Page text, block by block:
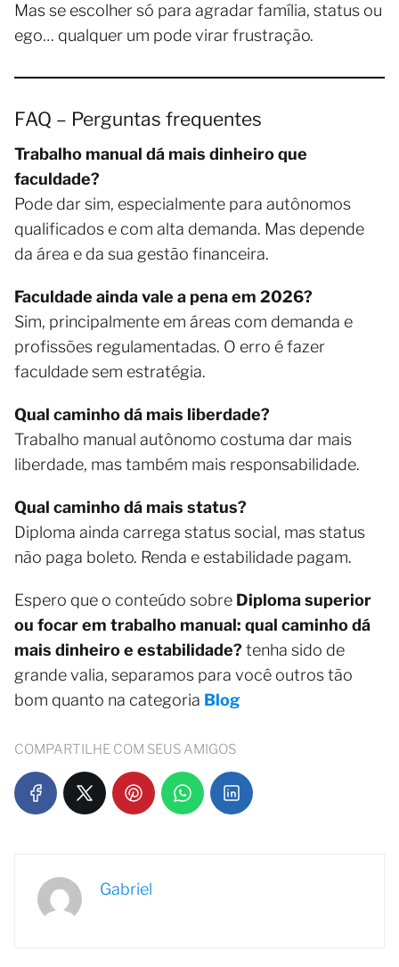
Mas se escolher só para agradar família, status ou
ego… qualquer um pode virar frustração.
FAQ – Perguntas frequentes
Trabalho manual dá mais dinheiro que
faculdade?
Pode dar sim, especialmente para autônomos
qualificados e com alta demanda. Mas depende
da área e da sua gestão financeira.
Faculdade ainda vale a pena em 2026?
Sim, principalmente em áreas com demanda e
profissões regulamentadas. O erro é fazer
faculdade sem estratégia.
Qual caminho dá mais liberdade?
Trabalho manual autônomo costuma dar mais
liberdade, mas também mais responsabilidade.
Qual caminho dá mais status?
Diploma ainda carrega status social, mas status
não paga boleto. Renda e estabilidade pagam.
Espero que o conteúdo sobre Diploma superior
ou focar em trabalho manual: qual caminho dá
mais dinheiro e estabilidade?tenha sido de
grande valia, separamos para você outros tão
bom quanto na categoria Blog
COMPARTILHE COM SEUS AMIGOS
Gabriel